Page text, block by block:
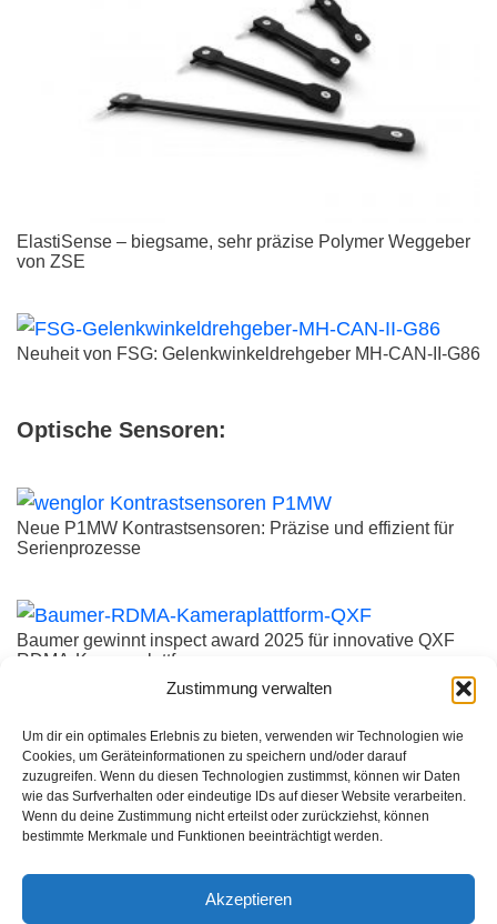
Zustimmung verwalten
Um dir ein optimales Erlebnis zu bieten, verwenden wir Technologien wie
Cookies, um Geräteinformationen zu speichern und/oder darauf
zuzugreifen. Wenn du diesen Technologien zustimmst, können wir Daten
wie das Surfverhalten oder eindeutige IDs auf dieser Website verarbeiten.
Wenn du deine Zustimmung nicht erteilst oder zurückziehst, können
bestimmte Merkmale und Funktionen beeinträchtigt werden.
Akzeptieren
ElastiSense – biegsame, sehr präzise Polymer Weggeber
von ZSE
Neuheit von FSG: Gelenkwinkeldrehgeber MH-CAN-II-G86
Optische Sensoren:
Neue P1MW Kontrastsensoren: Präzise und effizient für
Serienprozesse
Baumer gewinnt inspect award 2025 für innovative QXF
RDMA-Kameraplattform
5GigE Vision – Industriekamera für anspruchsvolle
Anwendungen
Neue Global-Shutter-Kameras mit Sony Pregius IMX900